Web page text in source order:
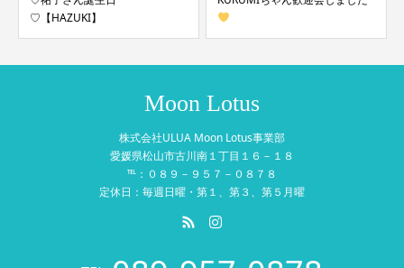
♡【HAZUKI】
Moon Lotus
株式会社ULUA Moon Lotus事業部
愛媛県松山市古川南１丁目１６－１８
℡：０８９－９５７－０８７８
定休日：毎週日曜・第１、第３、第５月曜